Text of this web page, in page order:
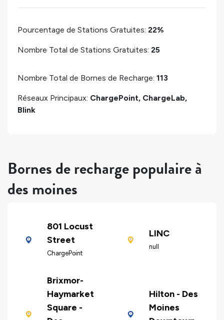
Pourcentage de Stations Gratuites: 22%
Nombre Total de Stations Gratuites: 25
Nombre Total de Bornes de Recharge: 113
Réseaux Principaux: ChargePoint, ChargeLab,
Blink
Bornes de recharge populaire à
des moines
801 Locust
Street
ChargePoint
LINC
null
Brixmor-
Haymarket
Square -
Hilton - Des
Moines